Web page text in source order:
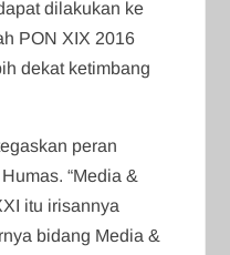
dilakukan ke
PON XIX 2016
dekat ketimbang
peran
“Media &
itu irisannya
bidang Media &